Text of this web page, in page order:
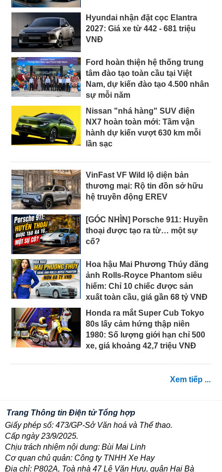
Hyundai nhận đặt cọc Elantra
2027: Giá xe từ 442 - 681 triệu
VNĐ
Ford hoàn thiện hệ thống trung
tâm đào tạo toàn cầu tại Việt
Nam, dự kiến đào tạo 4.500 nhân
sự mỗi năm
Nissan "nhá hàng" SUV điện
NX7 hoàn toàn mới: Tầm vận
hành dự kiến vượt 630 km mỗi
lần sạc
VinFast VF Wild lộ diện bản
thương mại: Rộ tin đồn sở hữu
hệ truyền động EREV
[GÓC NHÌN] Porsche 911: Huyền
thoại được tạo ra từ… một sự
cố?
Hoa hậu Mai Phương Thúy đăng
ảnh Rolls-Royce Phantom siêu
hiếm: Chỉ 10 chiếc được sản
xuất toàn cầu, giá gần 68 tỷ VNĐ
Honda ra mắt Super Cub Tokyo
80s lấy cảm hứng thập niên
1980: Số lượng giới hạn chỉ 500
xe, giá khoảng 42,7 triệu VNĐ
Xem tiếp ...
Trang Thông tin Điện tử Tổng hợp
Giấy phép số: 473/GP-Sở Văn hoá và Thể thao.
Cấp ngày 23/9/2025.
Chịu trách nhiệm nội dung: Bùi Mai Linh
Cơ quan chủ quản: Công ty TNHH Xe Hay
Địa chỉ: P802A, Toà nhà 47 Lê Văn Hưu, quận Hai Bà